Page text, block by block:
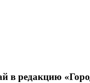
в редакцию